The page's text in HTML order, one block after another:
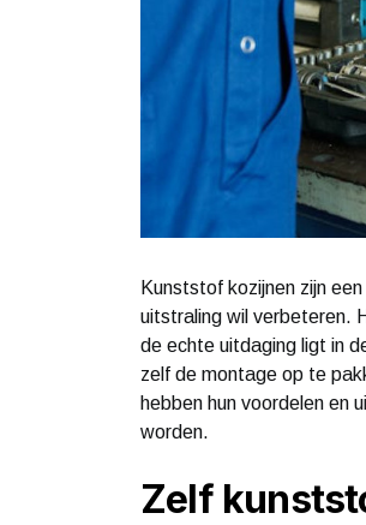
Kunststof kozijnen zijn
uitstraling wil verbeteren.
de echte uitdaging ligt in
zelf de montage op te
hebben hun voordelen en
worden.
Zelf